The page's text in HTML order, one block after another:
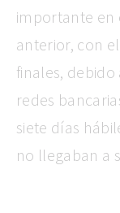
importante en
anterior, con
finales,
redes
siete días
no llegaban a